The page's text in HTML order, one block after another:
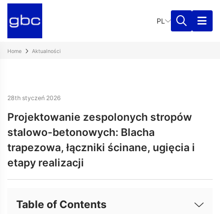
PL
Home Aktualności
28th styczeń 2026
Projektowanie zespolonych stropów
stalowo-betonowych: Blacha
trapezowa, łączniki ścinane, ugięcia i
etapy realizacji
Table of Contents